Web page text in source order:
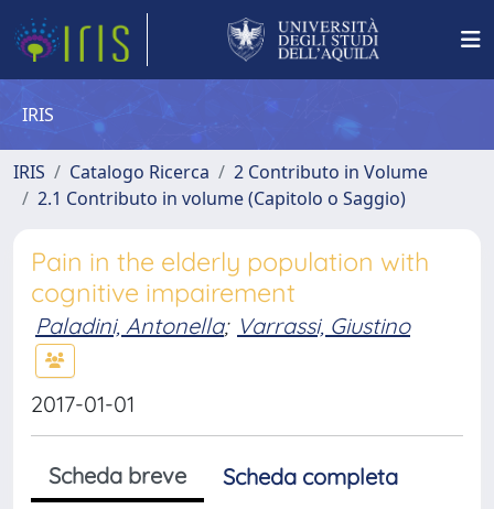
IRIS
IRIS Catalogo Ricerca
2 Contributo in Volume
2.1 Contributo in volume (Capitolo o Saggio)
Pain in the elderly population with
cognitive impairement
Paladini, Antonella; Varrassi, Giustino
2017-01-01
Scheda breve
Scheda completa